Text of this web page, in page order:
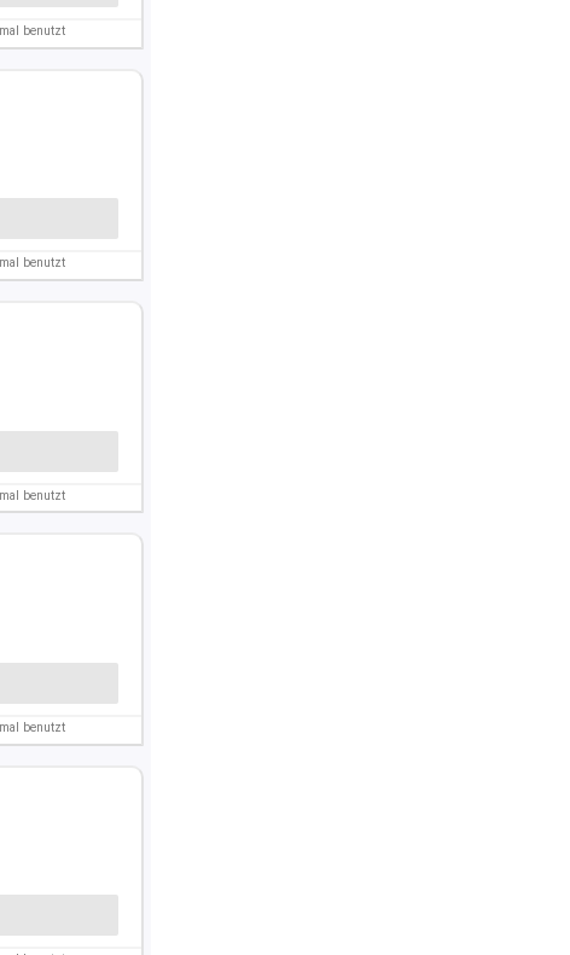
mal benutzt
benutzt
benutzt
benutzt